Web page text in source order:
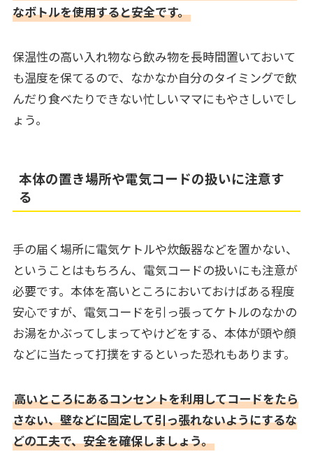
なボトルを使用すると安全です。
保温性の高い入れ物なら飲み物を長時間置いておいて
も温度を保てるので、なかなか自分のタイミングで飲
んだり食べたりできない忙しいママにもやさしいでし
ょう。
本体の置き場所や電気コードの扱いに注意す
る
手の届く場所に電気ケトルや炊飯器などを置かない、
ということはもちろん、電気コードの扱いにも注意が
必要です。本体を高いところにおいておけばある程度
安心ですが、電気コードを引っ張ってケトルのなかの
お湯をかぶってしまってやけどをする、本体が頭や顔
などに当たって打撲をするといった恐れもあります。
高いところにあるコンセントを利用してコードをたら
さない、壁などに固定して引っ張れないようにするな
どの工夫で、安全を確保しましょう。